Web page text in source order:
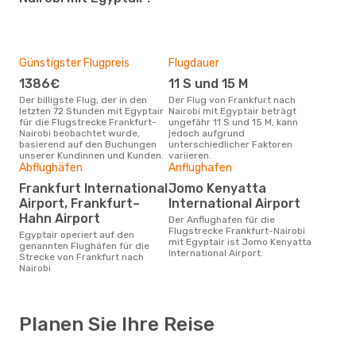
Günstigster Flugpreis
1386€
Der billigste Flug, der in den
letzten 72 Stunden mit Egyptair
für die Flugstrecke Frankfurt-
Nairobi beobachtet wurde,
basierend auf den Buchungen
unserer Kundinnen und Kunden.
Flugdauer
11 S und 15 M
Der Flug von Frankfurt nach
Nairobi mit Egyptair beträgt
ungefähr 11 S und 15 M, kann
jedoch aufgrund
unterschiedlicher Faktoren
variieren.
Abflughäfen
Frankfurt International
Airport, Frankfurt–
Hahn Airport
Egyptair operiert auf den
genannten Flughäfen für die
Strecke von Frankfurt nach
Nairobi
Anflughafen
Jomo Kenyatta
International Airport
Der Anflughafen für die
Flugstrecke Frankfurt-Nairobi
mit Egyptair ist Jomo Kenyatta
International Airport.
Planen Sie Ihre Reise